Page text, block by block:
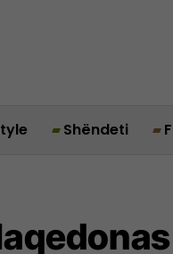
Shëndeti